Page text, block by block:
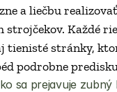
a liečbu
Každé
tienisté stránky,
podrobne
sa prejavuje zubný